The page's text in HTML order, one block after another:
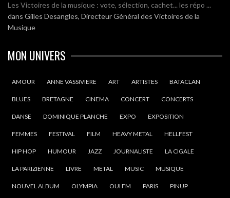
Les Victoires de la musique : vote, sélection, cachet... les répo ...
dans Gilles Desangles, Directeur Général des Victoires de la
Musique
MON UNIVERS
AMOUR ANNE VASSIVIERE ART ARTISTES BATACLAN
BLUES BRETAGNE CINEMA CONCERT CONCERTS
DANSE DOMINIQUE PLANCHE EXPO EXPOSITION
FEMMES FESTIVAL FILM HEAVY METAL HELLFEST
HIP HOP HUMOUR JAZZ JOURNALISTE LA CIGALE
LA PARIZIENNE LIVRE METAL MUSIC MUSIQUE
NOUVEL ALBUM OLYMPIA OUI FM PARIS PINUP